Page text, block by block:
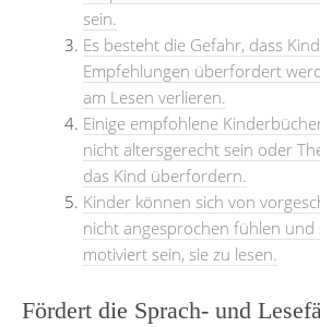
sein.
Es besteht die Gefahr, dass
Empfehlungen überfordert
am Lesen verlieren.
Einige empfohlene
nicht altersgerecht sein oder
das Kind überfordern.
Kinder können sich von
nicht angesprochen fühlen und
motiviert sein, sie zu lesen.
Fördert die Sprach- und